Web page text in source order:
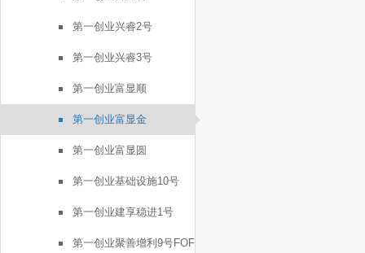
第一创业兴睿2号
第一创业兴睿3号
第一创业富显顺
第一创业富显金
第一创业富显圆
第一创业基础设施10号
第一创业建享稳进1号
第一创业聚善增利9号FOF